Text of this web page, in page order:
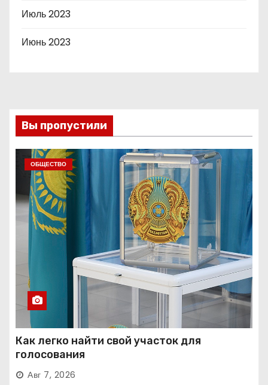
Июль 2023
Июнь 2023
Вы пропустили
ОБЩЕСТВО
Как легко найти свой участок для
голосования
Авг 7, 2026